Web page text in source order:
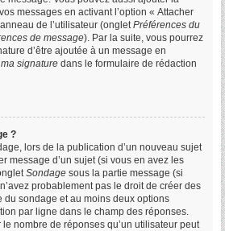
messages en activant l’option « Attacher
de l’utilisateur (ongletPréférences du
de message). Par la suite, vous pourrez
d’être ajoutée à un message en
signature dans le formulaire de rédaction
?
lors de la publication d’un nouveau sujet
message d’un sujet (si vous en avez les
Sondage sous la partie message (si
probablement pas le droit de créer des
du sondage et au moins deux options
par ligne dans le champ des réponses.
nombre de réponses qu’un utilisateur peut